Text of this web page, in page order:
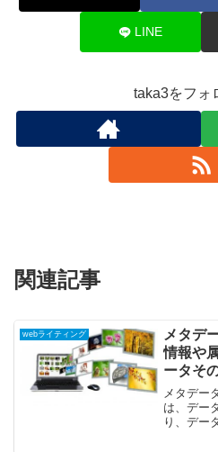
LINE
taka3をフォ
関連記事
webライティング
メタデ
情報や
ータそ
説明す
タの内
かりとなりま
メタデー
は、デー
り、デー